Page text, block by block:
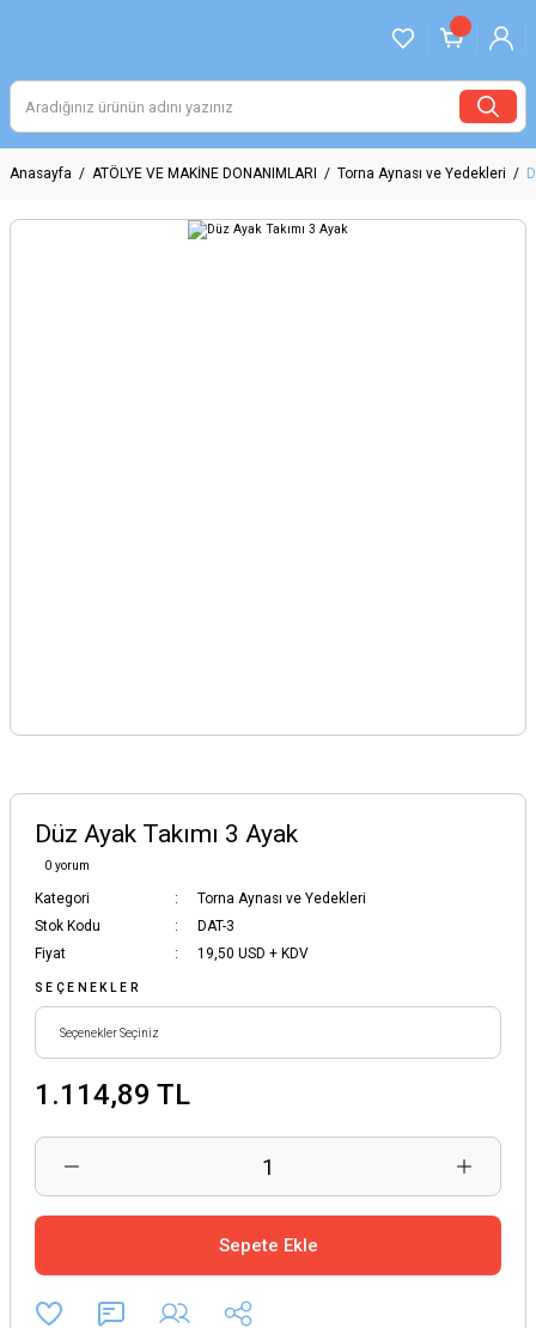
Anasayfa ATÖLYE VE MAKİNE DONANIMLARI Torna Aynası ve Yedekleri
Düz Ayak Takımı 3 Ayak
0 yorum
Kategori
Torna Aynası ve Yedekleri
Stok Kodu
DAT-3
Fiyat
19,50 USD + KDV
SEÇENEKLER
1.114,89 TL
Sepete Ekle